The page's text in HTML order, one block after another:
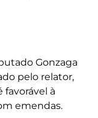
Gonzaga
pelo relator,
favorável à
emendas.